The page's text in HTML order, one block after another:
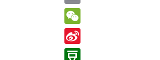
Link
Email
WeChat
Sina